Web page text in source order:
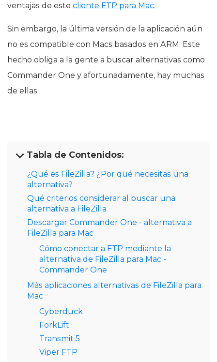
ventajas de este cliente FTP para Mac.
Sin embargo, la última versión de la aplicación aún
no es compatible con Macs basados en ARM. Este
hecho obliga a la gente a buscar alternativas como
Commander One y afortunadamente, hay muchas
de ellas.
Tabla de Contenidos:
¿Qué es FileZilla? ¿Por qué necesitas una
alternativa?
Qué criterios considerar al buscar una
alternativa a FileZilla
Descargar Commander One - alternativa a
FileZilla para Mac
Cómo conectar a FTP mediante la
alternativa de FileZilla para Mac -
Commander One
Más aplicaciones alternativas de FileZilla para
Mac
Cyberduck
ForkLift
Transmit 5
Viper FTP